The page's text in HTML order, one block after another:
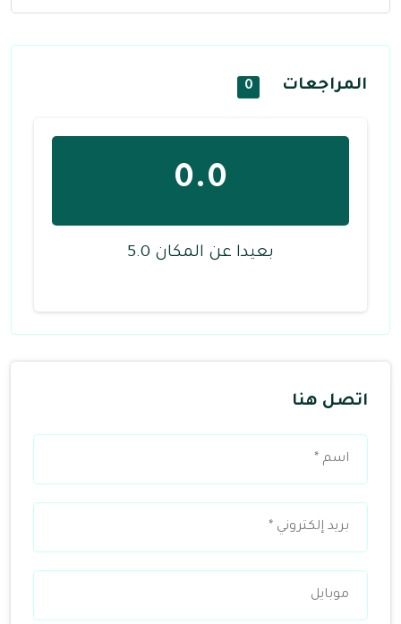
المراجعات 0
0.0
بعيدا عن المكان 5.0
اتصل هنا